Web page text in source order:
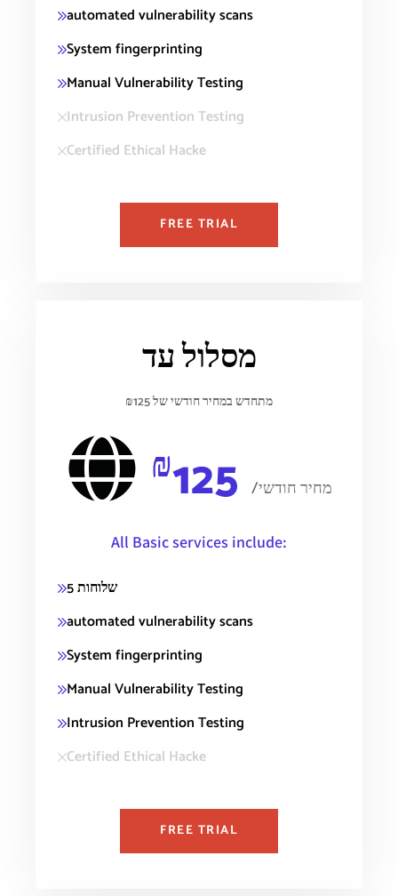
automated vulnerability scans
System fingerprinting
Manual Vulnerability Testing
Intrusion Prevention Testing
Certified Ethical Hacke
FREE TRIAL
מסלול עד
מתחדש במחיר חודשי של ₪125
₪125 /מחיר חודשי
All Basic services include:
5 שלוחות
automated vulnerability scans
System fingerprinting
Manual Vulnerability Testing
Intrusion Prevention Testing
Certified Ethical Hacke
FREE TRIAL